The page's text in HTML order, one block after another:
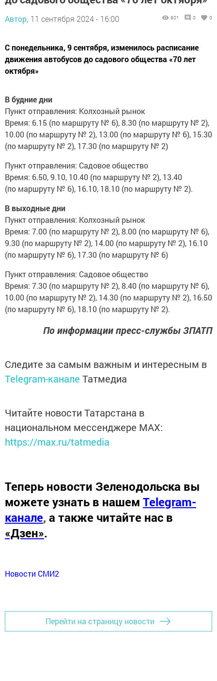
Автор, 11 сентября 2024 - 16:00 801 0 0
С понедельника, 9 сентября, изменилось расписание
движения автобусов до садового общества «70 лет
октября»
В будние дни
Пункт отправления: Колхозный рынок
Время: 6.15 (по маршруту № 6), 8.30 (по маршруту № 2),
10.00 (по маршруту № 2), 13.00 (по маршруту № 6), 15.30
(по маршруту № 2), 17.30 (по маршруту № 2)
Пункт отправления: Садовое общество
Время: 6.50, 9.10, 10.40 (по маршруту № 2), 13.40
(по маршруту № 6), 16.10, 18.10 (по маршруту № 2).
В выходные дни
Пункт отправления: Колхозный рынок
Время: 7.00 (по маршруту № 2), 8.00 (по маршруту № 6),
9.30 (по маршруту № 2), 14.00 (по маршруту № 2), 16.10
(по маршруту № 6), 17.30 (по маршруту № 6)
Пункт отправления: Садовое общество
Время: 7.30 (по маршруту № 2), 8.40 (по маршруту № 6),
10.00 (по маршруту № 2), 14.30 (по маршруту № 2), 16.50
(по маршруту № 6), 18.10 (по маршруту № 2).
По информации пресс-службы ЗПАТП
Следите за самым важным и интересным в
Telegram-канале Татмедиа
Читайте новости Татарстана в
национальном мессенджере MАХ:
https://max.ru/tatmedia
Теперь новости Зеленодольска вы
можете узнать в нашем Telegram-
канале, а также читайте нас в
«Дзен».
Новости СМИ2
Перейти на страницу новости